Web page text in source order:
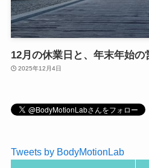
12月の休業日と、年末年始の
2025年12月4日
Tweets by BodyMotionLab